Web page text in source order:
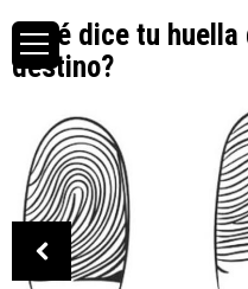
¿Qué dice tu
destino?